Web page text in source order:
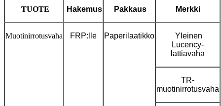
TUOTE Hakemus Pakkaus Merkki
Muotinirrotusvaha FRP:lle Paperilaatikko
Yleinen
Lucency-
lattiavaha
TR-
muotinirrotusvaha